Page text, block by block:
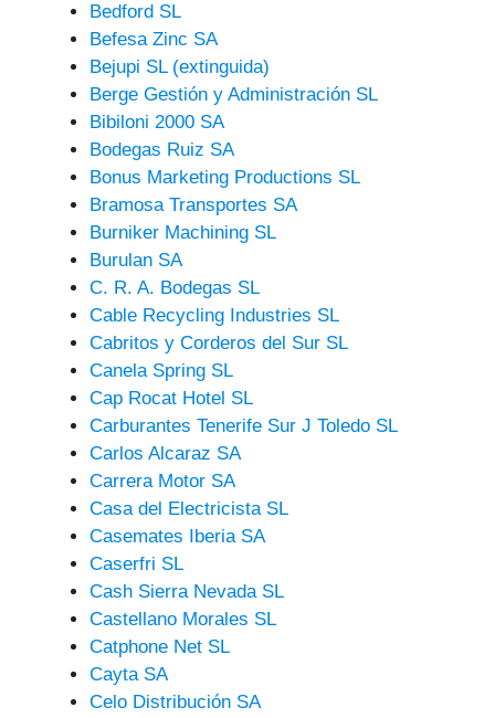
Bedford SL
Befesa Zinc SA
Bejupi SL (extinguida)
Berge Gestión y Administración SL
Bibiloni 2000 SA
Bodegas Ruiz SA
Bonus Marketing Productions SL
Bramosa Transportes SA
Burniker Machining SL
Burulan SA
C. R. A. Bodegas SL
Cable Recycling Industries SL
Cabritos y Corderos del Sur SL
Canela Spring SL
Cap Rocat Hotel SL
Carburantes Tenerife Sur J Toledo SL
Carlos Alcaraz SA
Carrera Motor SA
Casa del Electricista SL
Casemates Iberia SA
Caserfri SL
Cash Sierra Nevada SL
Castellano Morales SL
Catphone Net SL
Cayta SA
Celo Distribución SA